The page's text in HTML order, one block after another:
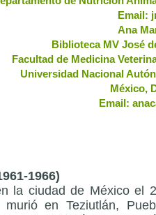
Email:
Ana
Biblioteca MV José
Facultad de Medicina
Universidad Nacional
México,
Email:
1966)
la ciudad de México el
murió en Teziutlán,